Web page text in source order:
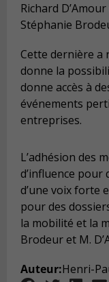
Richard
Stéphanie
Cette dernière a
donne la
donne accès à
événements
entreprises.
L’adhésion des
d’influence pour
d’une voix forte
pour des
la mobilité et la
Brodeur et M.
Auteur:Henri-